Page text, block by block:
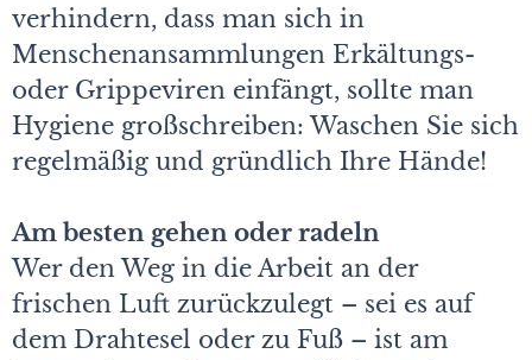
verhindern, dass man sich in
Menschenansammlungen Erkältungs-
oder Grippeviren einfängt, sollte man
Hygiene großschreiben: Waschen Sie sich
regelmäßig und gründlich Ihre Hände!
Am besten gehen oder radeln
Wer den Weg in die Arbeit an der
frischen Luft zurückzulegt – sei es auf
dem Drahtesel oder zu Fuß – ist am